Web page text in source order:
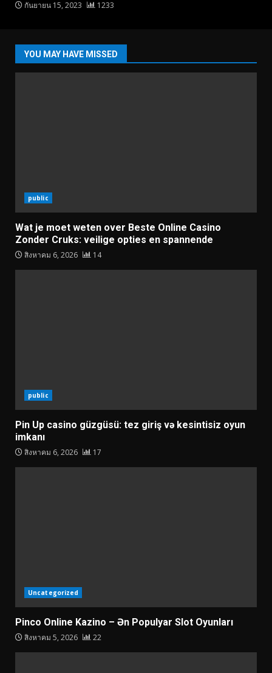
กันยายน 15, 2023 1233
YOU MAY HAVE MISSED
public
Wat je moet weten over Beste Online Casino
Zonder Cruks: veilige opties en spannende
สิงหาคม 6, 2026 14
public
Pin Up casino güzgüsü: tez giriş və kesintisiz oyun
imkanı
สิงหาคม 6, 2026 17
Uncategorized
Pinco Online Kazino – Ən Populyar Slot Oyunları
สิงหาคม 5, 2026 22